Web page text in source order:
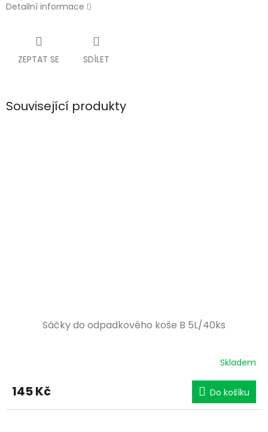
Detailní informace
ZEPTAT SE SDÍLET
Související produkty
Sáčky do odpadkového koše B 5L/40ks
Skladem
145 Kč Do košíku